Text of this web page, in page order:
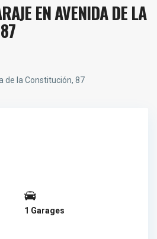
EN AVENIDA DE LA
de la Constitución, 87
1 Garages